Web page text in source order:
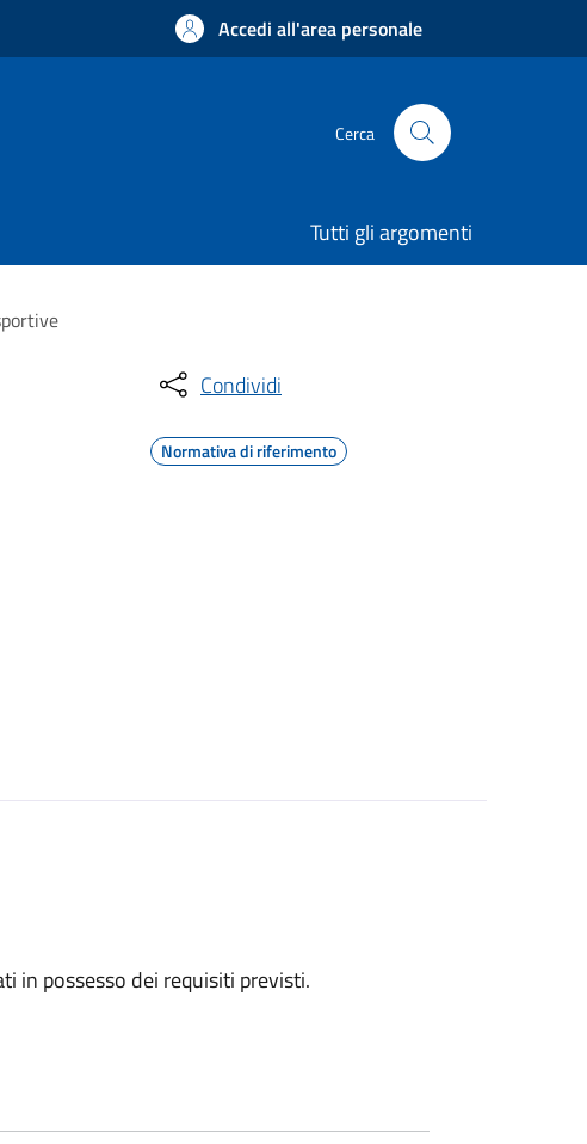
Accedi all'area personale
Cerca
Tutti gli argomenti
Condividi
Normativa di riferimento
in possesso dei requisiti previsti.